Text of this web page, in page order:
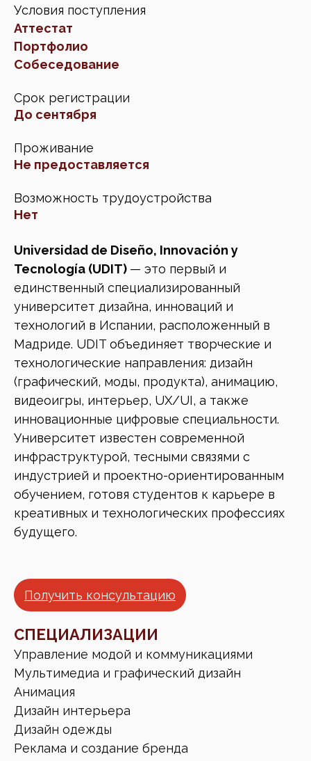
Условия поступления
Аттестат
Портфолио
Собеседование
Срок регистрации
До сентября
Проживание
Не предоставляется
Возможность трудоустройства
Нет
Universidad de Diseño, Innovación y
Tecnología (UDIT) — это первый и
единственный специализированный
университет дизайна, инноваций и
технологий в Испании, расположенный в
Мадриде. UDIT объединяет творческие и
технологические направления: дизайн
(графический, моды, продукта), анимацию,
видеоигры, интерьер, UX/UI, а также
инновационные цифровые специальности.
Университет известен современной
инфраструктурой, тесными связями с
индустрией и проектно-ориентированным
обучением, готовя студентов к карьере в
креативных и технологических профессиях
будущего.
Получить консультацию
СПЕЦИАЛИЗАЦИИ
Управление модой и коммуникациями
Мультимедиа и графический дизайн
Анимация
Дизайн интерьера
Дизайн одежды
Реклама и создание бренда